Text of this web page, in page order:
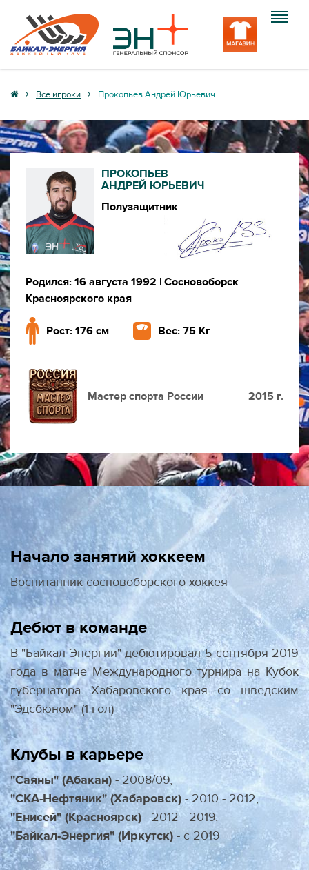
Клуб
Команда
Болельщику
Все игроки Прокопьев Андрей Юрьевич
ПРОКОПЬЕВ
АНДРЕЙ ЮРЬЕВИЧ
Полузащитник
Родился: 16 августа 1992 | Сосновоборск
Красноярского края
Рост: 176 см Вес: 75 Кг
Мастер спорта России 2015 г.
Начало занятий хоккеем
Воспитанник сосновоборского хоккея
Дебют в команде
В "Байкал-Энергии" дебютировал 5 сентября 2019
года в матче Международного турнира на Кубок
губернатора Хабаровского края со шведским
"Эдсбюном" (1 гол)
Клубы в карьере
"Саяны" (Абакан) - 2008/09,
"СКА-Нефтяник" (Хабаровск) - 2010 - 2012,
"Енисей" (Красноярск)- 2012 - 2019,
"Байкал-Энергия" (Иркутск) - с 2019